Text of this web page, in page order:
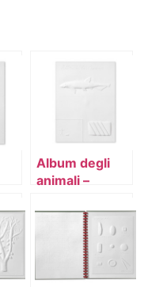
Album degli
animali –